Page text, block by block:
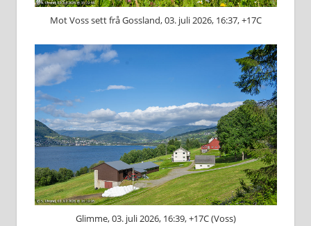
Mot Voss sett frå Gossland, 03. juli 2026, 16:37, +17C
Glimme, 03. juli 2026, 16:39, +17C (Voss)